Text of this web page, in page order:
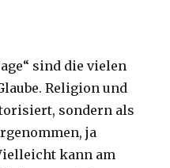
sind die vielen
Religion und
sondern als
ja
kann am